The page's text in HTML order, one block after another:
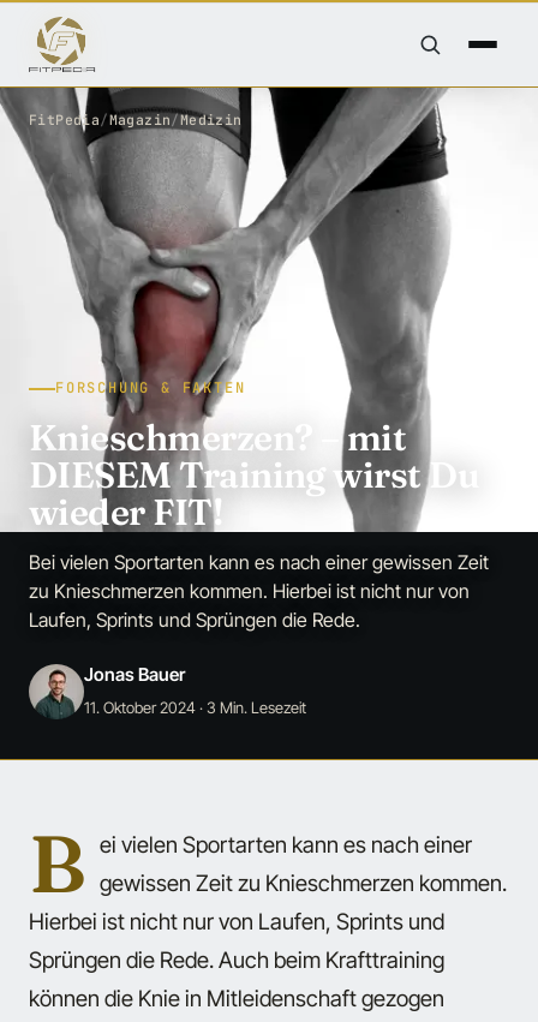
FitPedia/Magazin/Medizin
FORSCHUNG & FAKTEN
Knieschmerzen? – mit
DIESEM Training wirst Du
wieder FIT!
Bei vielen Sportarten kann es nach einer gewissen Zeit
zu Knieschmerzen kommen. Hierbei ist nicht nur von
Laufen, Sprints und Sprüngen die Rede.
Jonas Bauer
11. Oktober 2024· 3 Min. Lesezeit
B ei vielen Sportarten kann es nach einer
gewissen Zeit zu Knieschmerzen kommen.
Hierbei ist nicht nur von Laufen, Sprints und
Sprüngen die Rede. Auch beim Krafttraining
können die Knie in Mitleidenschaft gezogen